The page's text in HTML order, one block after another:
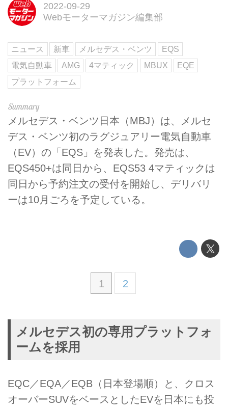
2022-09-29
Webモーターマガジン編集部
ニュース 新車 メルセデス・ベンツ
EQS
電気自動車
AMG 4マティック MBUX
EQE
プラットフォーム
メルセデス・ベンツ日本（MBJ）は、メルセ
デス・ベンツ初のラグジュアリー電気自動車
（EV）の「EQS」を発表した。発売は、
EQS450+は同日から、EQS53 4マティックは
同日から予約注文の受付を開始し、デリバリ
ーは10月ごろを予定している。
1 2
メルセデス初の専用プラットフォ
ームを採用
EQC／EQA／EQB（日本登場順）と、クロス
オーバーSUVをベースとしたEVを日本にも投